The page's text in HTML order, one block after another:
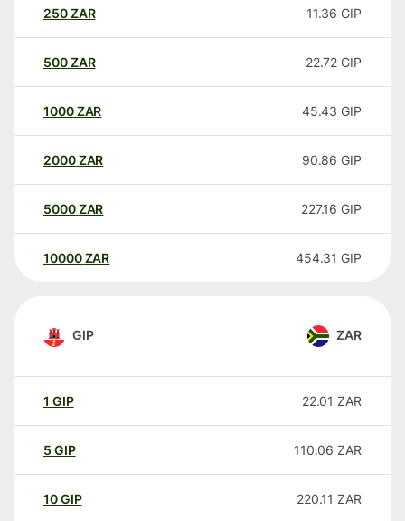
250ZAR 11.36 GIP
500ZAR 22.72 GIP
1000ZAR 45.43 GIP
2000ZAR 90.86 GIP
5000ZAR 227.16 GIP
10000 ZAR 454.31 GIP
GIP ZAR
1 GIP 22.01 ZAR
5 GIP 110.06 ZAR
10GIP 220.11 ZAR